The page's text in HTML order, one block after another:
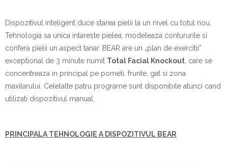
Dispozitivul inteligent duce starea pielii la un nivel cu totul nou.
Tehnologia sa unica intareste pielea, modeleaza contururile si
confera pielii un aspect tanar. BEAR are un „plan de exercitii”
exceptional de 3 minute numit Total Facial Knockout , care se
concentreaza in principal pe pometi, frunte, gat si zona
maxilarului. Celelalte patru programe sunt disponibile atunci cand
utilizati dispozitivul manual.
PRINCIPALA TEHNOLOGIE A DISPOZITIVUL BEAR